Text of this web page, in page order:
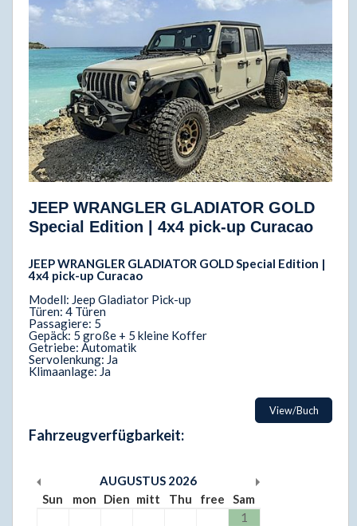
JEEP WRANGLER GLADIATOR GOLD
Special Edition | 4x4 pick-up Curacao
JEEP WRANGLER GLADIATOR GOLD Special Edition |
4x4 pick-up Curacao
Modell: Jeep Gladiator Pick-up
Türen: 4 Türen
Passagiere: 5
Gepäck: 5 große + 5 kleine Koffer
Getriebe: Automatik
Servolenkung: Ja
Klimaanlage: Ja
View/Buch
Fahrzeugverfügbarkeit:
AUGUSTUS 2026
Sun
mon Dien mitt Thu free
Sam
1